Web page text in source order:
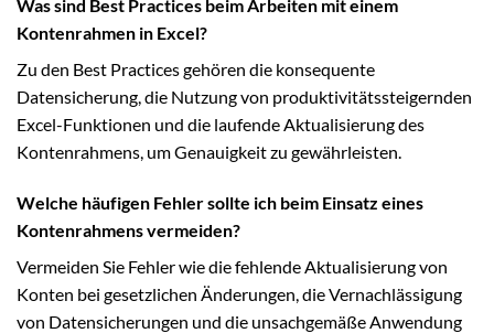
Was sind Best Practices beim Arbeiten mit einem
Kontenrahmen in Excel?
Zu den Best Practices gehören die konsequente
Datensicherung, die Nutzung von produktivitätssteigernden
Excel-Funktionen und die laufende Aktualisierung des
Kontenrahmens, um Genauigkeit zu gewährleisten.
Welche häufigen Fehler sollte ich beim Einsatz eines
Kontenrahmens vermeiden?
Vermeiden Sie Fehler wie die fehlende Aktualisierung von
Konten bei gesetzlichen Änderungen, die Vernachlässigung
von Datensicherungen und die unsachgemäße Anwendung